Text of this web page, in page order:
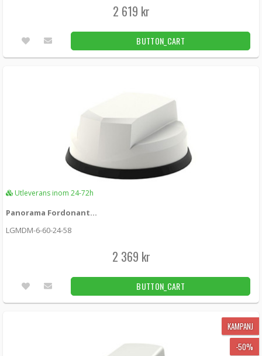
2 619 kr
BUTTON_CART
Utleverans inom 24-72h
Panorama Fordonantenn MIMO 5G + WiFi + GPS W
LGMDM-6-60-24-58
2 369 kr
BUTTON_CART
KAMPANJ
-50%